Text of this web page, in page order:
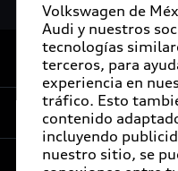
Experiencia
Servicios al
Volkswagen de
Audi y nuestros
tecnologías
terceros, para
experiencia en
tráfico. Esto
contenido
incluyendo
nuestro sitio, se